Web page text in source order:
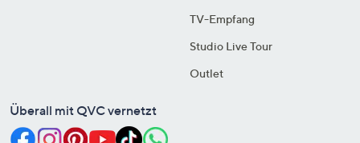
TV-Empfang
Studio Live Tour
Outlet
Überall mit QVC vernetzt